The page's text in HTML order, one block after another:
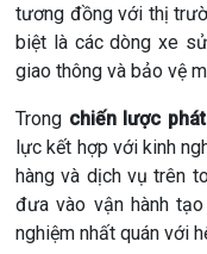
tương đồng với thị
biệt là các dòng xe
giao thông và bảo vệ
Trong chiến lược
lực kết hợp với kinh
hàng và dịch vụ trên
đưa vào vận hành
nghiệm nhất quán với